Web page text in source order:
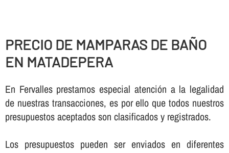
PRECIO DE MAMPARAS DE BAÑO
EN MATADEPERA
En Fervalles prestamos especial atención a la legalidad
de nuestras transacciones, es por ello que todos nuestros
presupuestos aceptados son clasificados y registrados.
Los presupuestos pueden ser enviados en diferentes